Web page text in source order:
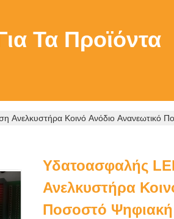
Τα Προϊόντα
Ανελκυστήρα Κοινό Ανόδιο Ανανεωτικό
Υδατοασφαλής
Ανελκυστήρα
Ποσοστό